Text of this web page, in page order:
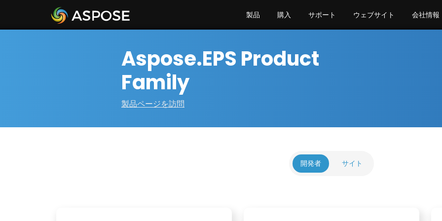
製品 購入 サポート ウェブサイト 会社情報
Aspose.EPS Product
Family
製品ページを訪問
開発者 サイト